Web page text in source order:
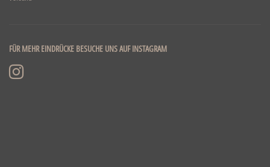
FÜR MEHR EINDRÜCKE BESUCHE UNS AUF INSTAGRAM